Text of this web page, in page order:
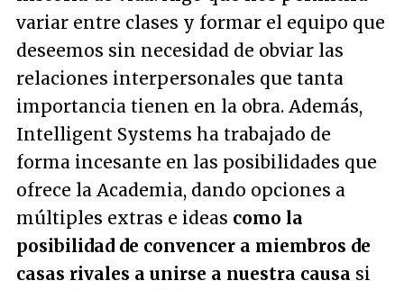
variar entre clases y formar el equipo que
deseemos sin necesidad de obviar las
relaciones interpersonales que tanta
importancia tienen en la obra. Además,
Intelligent Systems ha trabajado de
forma incesante en las posibilidades que
ofrece la Academia, dando opciones a
múltiples extras e ideas como la
posibilidad de convencer a miembros de
casas rivales a unirse a nuestra causa si